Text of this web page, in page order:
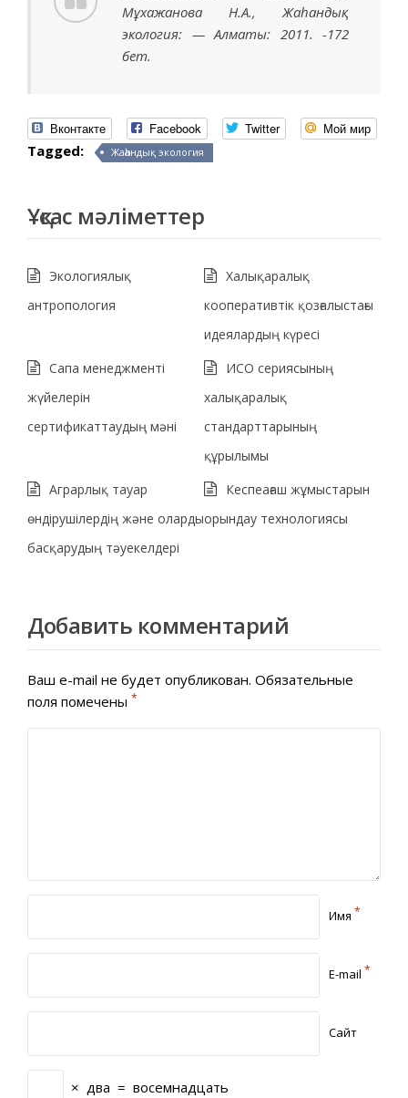
Мұхажанова Н.А., Жаһандық
экология: — Алматы: 2011. -172
бет.
Вконтакте Facebook Twitter Мой мир
Tagged: Жаһандық экология
Ұқсас мәліметтер
Экологиялық
антропология
Халықаралық
кооперативтік қозғалыстағы
идеялардың күресі
Сапа менеджменті
жүйелерін
сертификаттаудың мәні
ИСО сериясының
халықаралық
стандарттарының
құрылымы
Аграрлық тауар
өндірушілердің және оларды
басқарудың тәуекелдері
Кеспеағаш жұмыстарын
орындау технологиясы
Добавить комментарий
Ваш e-mail не будет опубликован. Обязательные
поля помечены *
Имя *
E-mail *
Сайт
× два = восемнадцать